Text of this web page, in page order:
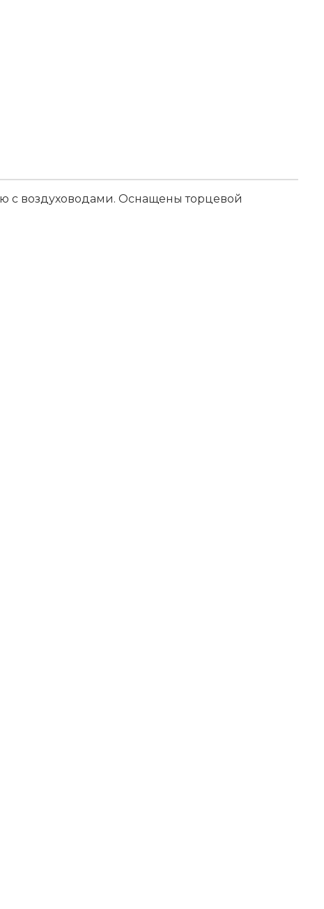
с воздуховодами. Оснащены торцевой